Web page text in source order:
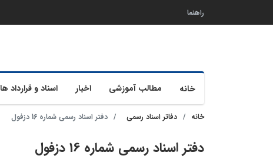
راهنما
خانه مطالب آموزشی اخبار اسناد و قرارداد ها
خانه دفاتر اسناد رسمی دفتر اسناد رسمی شماره 16 دزفول
دفتر اسناد رسمی شماره 16 دزفول